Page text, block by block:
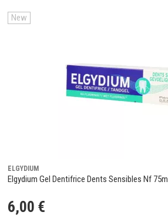
New
ELGYDIUM
Elgydium Gel Dentifrice Dents Sensibles Nf 75ml
6,00 €